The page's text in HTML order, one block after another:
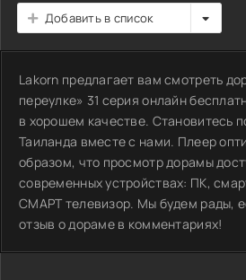
Добавить в список
Lakorn предлагает вам смотреть
переулке» 31 серия онлайн
в хорошем качестве. Становитесь
Таиланда вместе с нами. Плеер
образом, что просмотр дорамы
современных устройствах: ПК,
СМАРТ телевизор. Мы будем рады,
отзыв о дораме в комментариях!